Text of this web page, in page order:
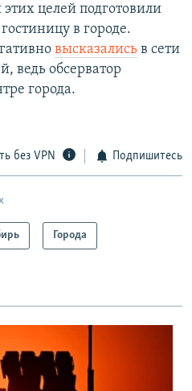
целей подготовили
в городе.
высказались в сети
ведь обсерватор
города.
без VPN Подпишитесь
Города